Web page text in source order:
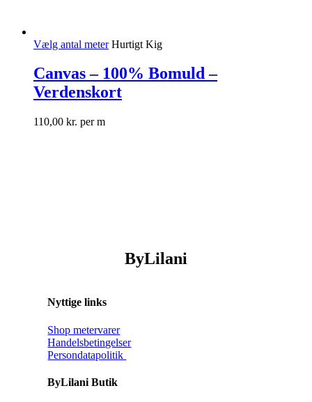
Vælg antal meter Hurtigt Kig
Canvas – 100% Bomuld –
Verdenskort
110,00 kr. per m
ByLilani
Nyttige links
Shop metervarer
Handelsbetingelser
Persondatapolitik
ByLilani Butik